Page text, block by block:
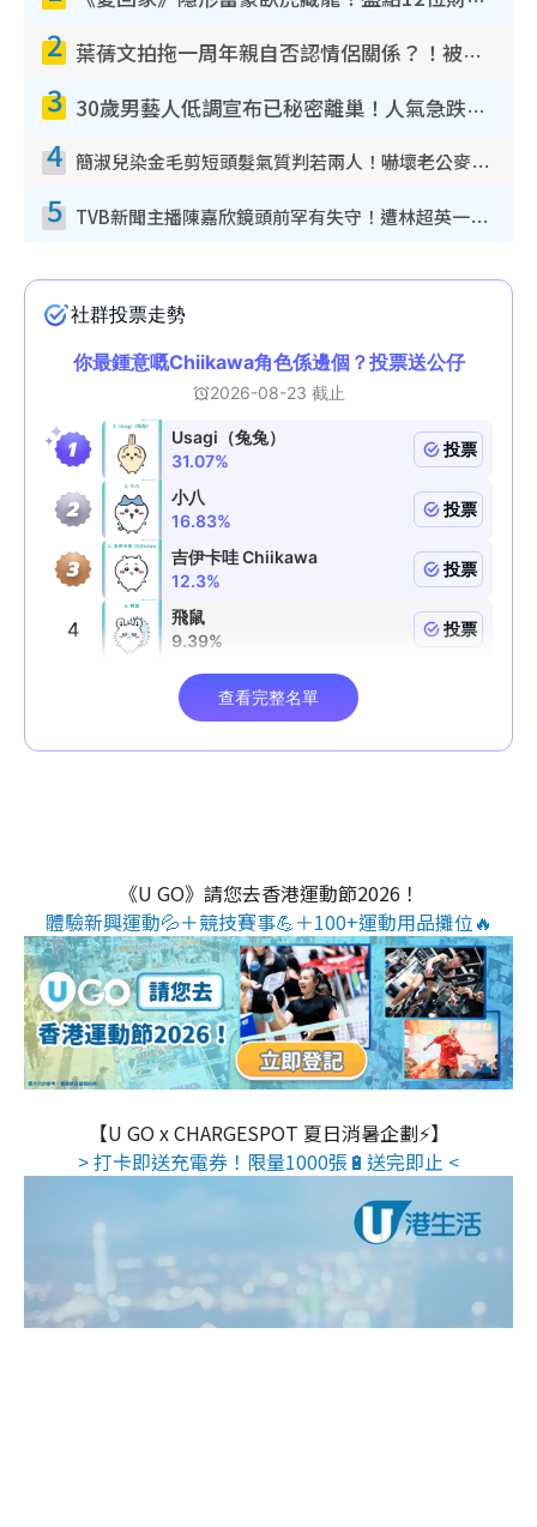
2 葉蒨文拍拖一周年親自否認情侶關係？！被質疑感情造假竟稱GM「普通同事」
3 30歲男藝人低調宣布已秘密離巢！人氣急跌變失蹤人口︰「這幾年過得並不容易」
4 簡淑兒染金毛剪短頭髮氣質判若兩人！嚇壞老公麥大力都認唔出：「你做咩事？」
5 TVB新聞主播陳嘉欣鏡頭前罕有失守！遭林超英一句說話突襲嚇親當場大笑
《U GO》請您去香港運動節2026！
體驗新興運動💦＋競技賽事💪＋100+運動用品攤位🔥
【U GO x CHARGESPOT 夏日消暑企劃⚡】
> 打卡即送充電券！限量1000張🔋送完即止 <